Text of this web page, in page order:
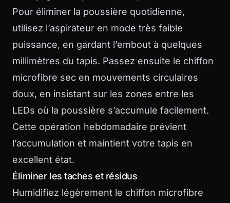
Pour éliminer la poussière quotidienne,
utilisez l’aspirateur en mode très faible
puissance, en gardant l’embout à quelques
millimètres du tapis. Passez ensuite le chiffon
microfibre sec en mouvements circulaires
doux, en insistant sur les zones entre les
LEDs où la poussière s’accumule facilement.
Cette opération hebdomadaire prévient
l’accumulation et maintient votre tapis en
excellent état.
Éliminer les taches et résidus
Humidifiez légèrement le chiffon microfibre